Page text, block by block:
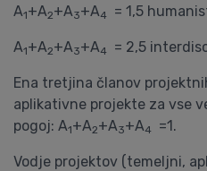
A1+A2+A3+A4 = 1,5
A1+A2+A3+A4 = 2,5
Ena tretjina članov
aplikativne projekte za vse
pogoj: A1+A2+A3+A4 =1.
Vodje projektov (temeljni,